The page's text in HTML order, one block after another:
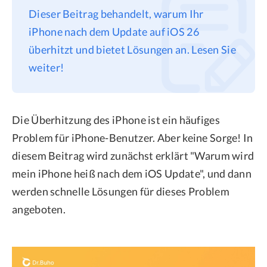
Datenschutz
Refund Policy
Dieser Beitrag behandelt, warum Ihr
iPhone nach dem Update auf iOS 26
überhitzt und bietet Lösungen an. Lesen Sie
weiter!
Die Überhitzung des iPhone ist ein häufiges
Problem für iPhone-Benutzer. Aber keine Sorge! In
diesem Beitrag wird zunächst erklärt "Warum wird
mein iPhone heiß nach dem iOS Update", und dann
werden schnelle Lösungen für dieses Problem
angeboten.